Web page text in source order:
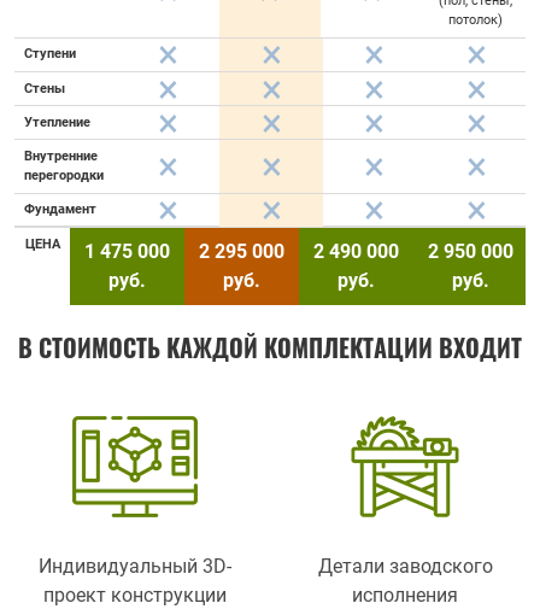
потолок)
Ступени
Стены
Утепление
Внутренние
перегородки
Фундамент
ЦЕНА
1 475 000
руб.
2 295 000
руб.
2 490 000
руб.
2 950 000
руб.
В СТОИМОСТЬ КАЖДОЙ КОМПЛЕКТАЦИИ ВХОДИТ
Индивидуальный 3D-
проект конструкции
Детали заводского
исполнения